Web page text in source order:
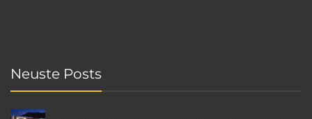
Neuste Posts